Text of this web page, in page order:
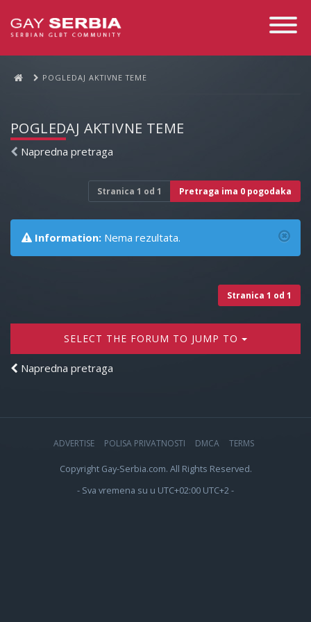
Toggle
POGLEDAJ AKTIVNE TEME
POGLEDAJ AKTIVNE TEME
Napredna pretraga
Stranica 1 od 1 Pretraga ima 0 pogodaka
Information: Nema rezultata.
Stranica 1 od 1
SELECT THE FORUM TO JUMP TO
Napredna pretraga
ADVERTISE POLISA PRIVATNOSTI DMCA TERMS
Copyright Gay-Serbia.com. All Rights Reserved.
- Sva vremena su u UTC+02:00 UTC+2 -